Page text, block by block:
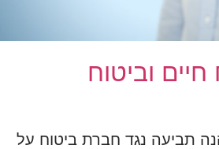
וביטוח
תביעה נגד חברת ביטוח על